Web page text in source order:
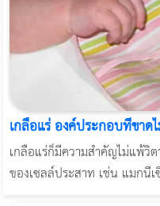
เกลือแร่ องค์ประกอบที่ขาด
เกลือแร่ก็มีความสำคัญไม่แพ้วิ
ของเซลล์ประสาท เช่น แมกนี